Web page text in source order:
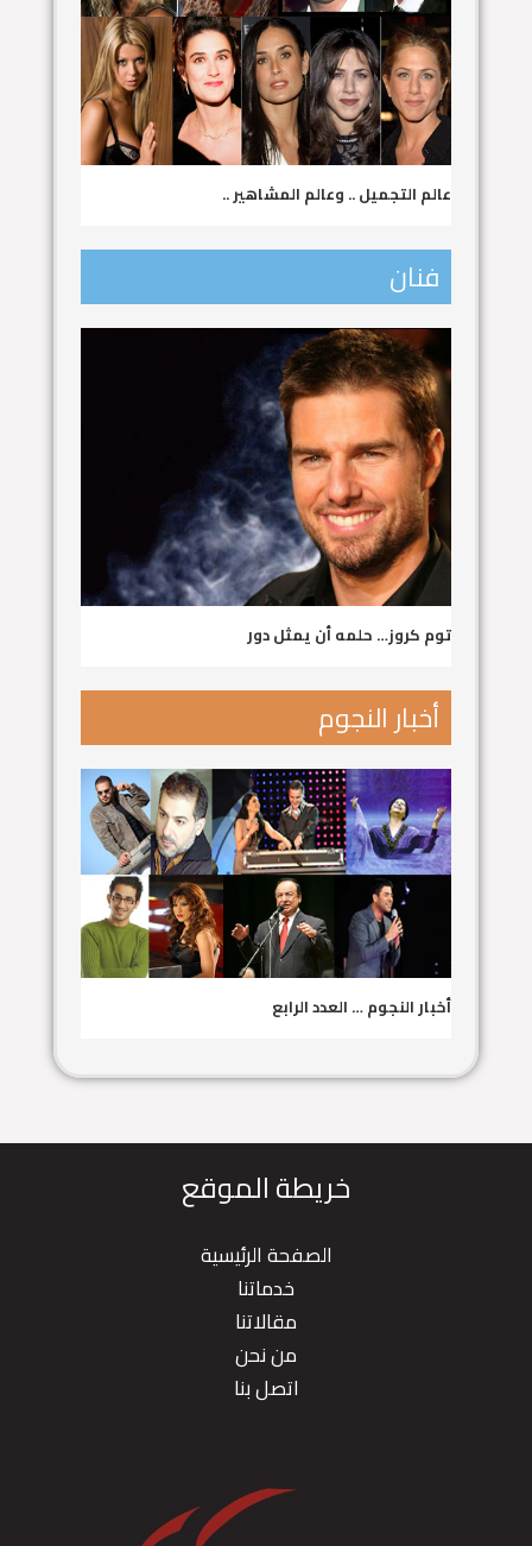
عالم التجميل .. وعالم المشاهير ..
فنان
توم كروز… حلمه أن يمثل دور
أخبار النجوم
أخبار النجوم … العدد الرابع
خريطة الموقع
الصفحة الرئيسية
خدماتنا
مقالاتنا
من نحن
اتصل بنا